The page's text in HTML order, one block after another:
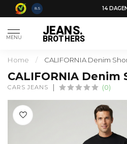
8.5 14
MENU JEANS.
BROTHERS
Home / CALIFORNIA Denim
CALIFORNIA Denim
CARS JEANS (0)